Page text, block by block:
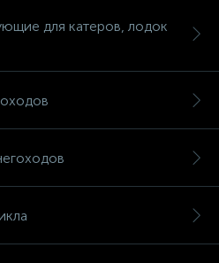
для катеров, лодок